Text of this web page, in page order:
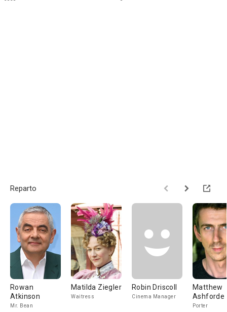
Reparto
Rowan
Atkinson
Mr. Bean
Matilda Ziegler
Waitress
Robin Driscoll
Cinema Manager
Matthew
Ashforde
Porter